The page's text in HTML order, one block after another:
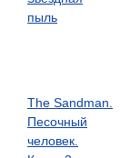
пыль
The Sandman.
Песочный
человек.